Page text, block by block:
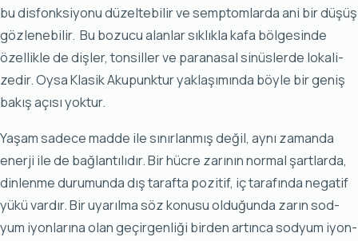
bu dis­fonk­si­yo­nu dü­zel­te­bi­lir ve semp­tom­lar­da ani bir dü­şüş
göz­le­ne­bi­lir. Bu bo­zu­cu alan­lar sık­lık­la ka­fa böl­ge­sin­de
özel­lik­le de diş­ler, ton­sil­ler ve pa­ra­na­sal si­nüs­ler­de lo­ka­li­
ze­dir. Oy­sa Kla­sik Aku­punk­tur yak­la­şı­mın­da böy­le bir ge­niş
ba­kış açı­sı yok­tur.
Ya­şam sa­de­ce mad­de ile sı­nır­lan­mış de­ğil, ay­nı za­man­da
ener­ji ile de bağ­lan­tı­lı­dır. Bir hüc­re za­rı­nın nor­mal şart­lar­da,
din­len­me du­ru­mun­da dış ta­raf­ta po­zi­tif, iç ta­ra­fın­da ne­ga­tif
yü­kü var­dır. Bir uya­rıl­ma söz ko­nu­su ol­du­ğun­da za­rın sod­
yum iyon­la­rı­na olan ge­çir­gen­li­ği bir­den ar­tın­ca sod­yum iyon­